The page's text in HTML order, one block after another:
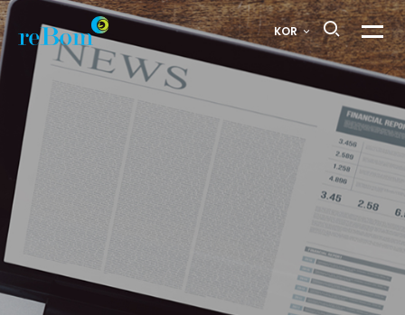
리봄화장품,
"미국
현지공장
설립으로
재도약한다"
>
뉴스룸
KOR 메뉴